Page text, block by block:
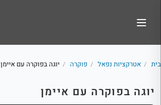
בית / אטרקציות נפאל / פוקרה / יוגה בפוקרה עם איימן
יוגה בפוקרה עם איימן